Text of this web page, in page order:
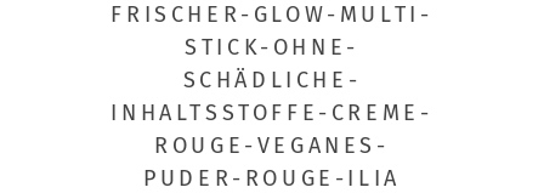
FRISCHER-GLOW-MULTI-
STICK-OHNE-
SCHÄDLICHE-
INHALTSSTOFFE-CREME-
ROUGE-VEGANES-
PUDER-ROUGE-ILIA